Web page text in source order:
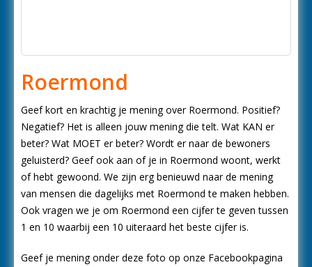
Roermond
Geef kort en krachtig je mening over Roermond. Positief?
Negatief? Het is alleen jouw mening die telt. Wat KAN er
beter? Wat MOET er beter? Wordt er naar de bewoners
geluisterd? Geef ook aan of je in Roermond woont, werkt
of hebt gewoond. We zijn erg benieuwd naar de mening
van mensen die dagelijks met Roermond te maken hebben.
Ook vragen we je om Roermond een cijfer te geven tussen
1 en 10 waarbij een 10 uiteraard het beste cijfer is.
Geef je mening onder deze foto op onze Facebookpagina